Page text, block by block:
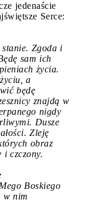
jedenaście
Serce:
stanie. Zgoda i
sam ich
życia.
a
będę
znajdą w
nigdy
Dusze
Zleję
obraz
i czczony.
Boskiego
w nim